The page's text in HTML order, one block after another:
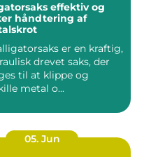
effektiv og
håndtering af
er en kraftig,
drevet saks, der
til at klippe og
metal o...
05. Jun